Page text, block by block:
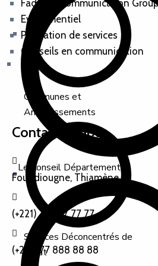
Le Conseil Départemental
Communes et
Arrondissements
Services Déconcentrés de
l’État
Fadoum Communication Group
Evenementiel
Prestation de services
Conseils en communication
Contactez-nous
Foundiougne, Thiamène
(+221) 77 777 77 77
(+221) 77 888 88 88